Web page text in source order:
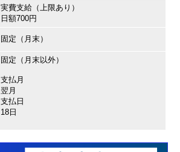
実費支給（上限あり）
日額700円
固定（月末）
固定（月末以外）
支払月
翌月
支払日
18日